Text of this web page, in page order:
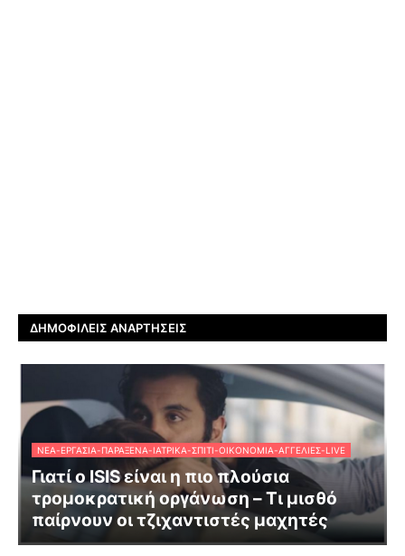
ΔΗΜΟΦΙΛΕΊΣ ΑΝΑΡΤΉΣΕΙΣ
ΝΈΑ-ΕΡΓΑΣΊΑ-ΠΑΡΆΞΕΝΑ-ΙΑΤΡΙΚΆ-ΣΠΊΤΙ-ΟΙΚΟΝΟΜΊΑ-ΑΓΓΕΛΊΕΣ-LIVE
Γιατί ο ISIS είναι η πιο πλούσια
τρομοκρατική οργάνωση – Τι μισθό
παίρνουν οι τζιχαντιστές μαχητές